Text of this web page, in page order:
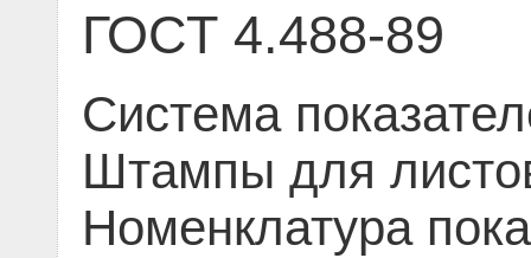
ГОСТ 4.488-89
Система
Штампы для
Номенклатура